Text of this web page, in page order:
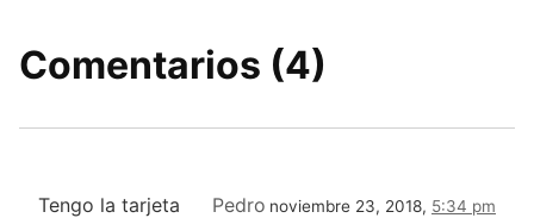
Comentarios (4)
Pedro noviembre 23, 2018, 5:34 pm
Tengo la tarjeta